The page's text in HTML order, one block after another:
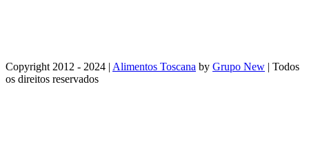
Copyright 2012 - 2024 | Alimentos Toscana by Grupo New | Todos
os direitos reservados